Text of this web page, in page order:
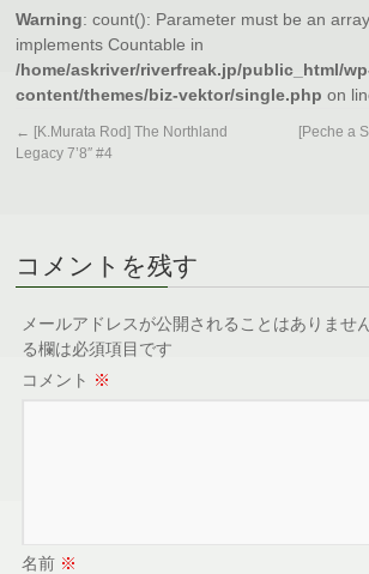
Warning: count(): Parameter must be an
implements Countable in
/home/askriver/riverfreak.jp/public_html/
content/themes/biz-vektor/single.php on
← [K.Murata Rod] The Northland
Legacy 7’8″ #4
[Peche a
コメントを残す
メールアドレスが公開されることはありません
る欄は必須項目です
コメント ※
名前 ※